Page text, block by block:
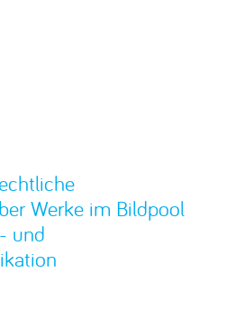
Werke im Bildpool
und